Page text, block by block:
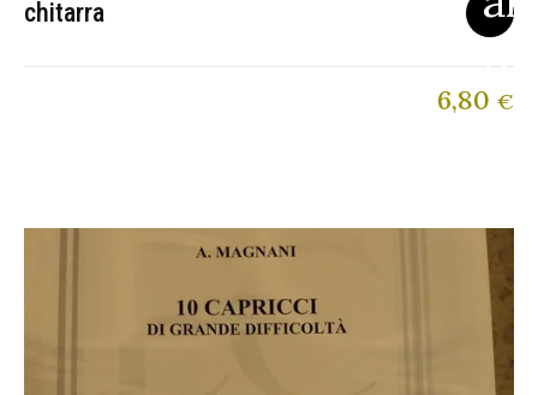
chitarra
6,80 €